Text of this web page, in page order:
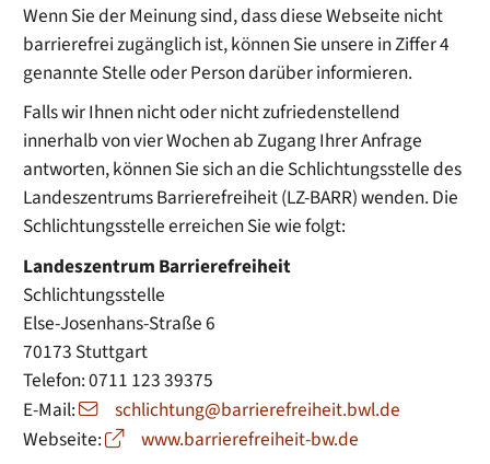
Wenn Sie der Meinung sind, dass diese Webseite nicht
barrierefrei zugänglich ist, können Sie unsere in Ziffer 4
genannte Stelle oder Person darüber informieren.
Falls wir Ihnen nicht oder nicht zufriedenstellend
innerhalb von vier Wochen ab Zugang Ihrer Anfrage
antworten, können Sie sich an die Schlichtungsstelle des
Landeszentrums Barrierefreiheit (LZ-BARR) wenden. Die
Schlichtungsstelle erreichen Sie wie folgt:
Landeszentrum Barrierefreiheit
Schlichtungsstelle
Else-Josenhans-Straße 6
70173 Stuttgart
Telefon: 0711 123 39375
E-Mail:
schlichtung@barrierefreiheit.bwl.de
Webseite:
www.barrierefreiheit-bw.de